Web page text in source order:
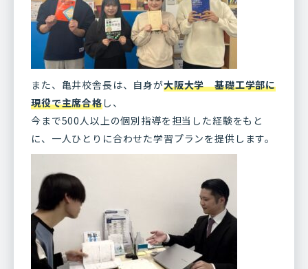
また、亀井校舎長は、自身が大阪大学 基礎工学部に
現役で主席合格し、
今まで500人以上の個別指導を担当した経験をもと
に、一人ひとりに合わせた学習プランを提供します。